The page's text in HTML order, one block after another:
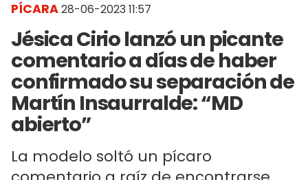
PÍCARA28-06-2023 11:57
Jésica Cirio lanzó un picante
comentario a días de haber
confirmado su separación de
Martín Insaurralde: “MD
abierto”
La modelo soltó un pícaro